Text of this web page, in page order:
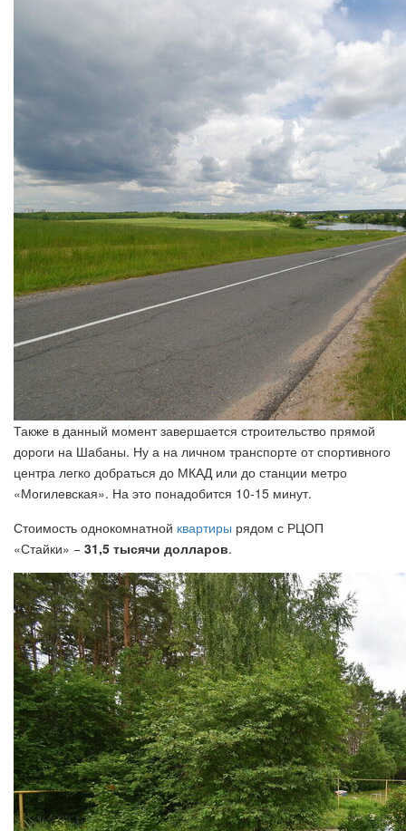
Также в данный момент завершается строительство прямой
дороги на Шабаны. Ну а на личном транспорте от спортивного
центра легко добраться до МКАД или до станции метро
«Могилевская». На это понадобится 10-15 минут.
Стоимость однокомнатной квартиры рядом с РЦОП
«Стайки» − 31,5 тысячи долларов.